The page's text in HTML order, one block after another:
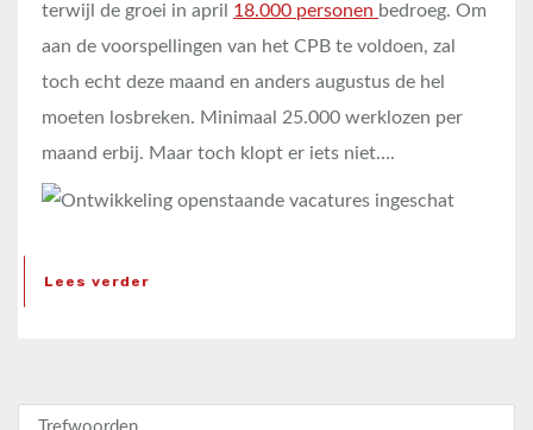
terwijl de groei in april 18.000 personen bedroeg. Om
aan de voorspellingen van het CPB te voldoen, zal
toch echt deze maand en anders augustus de hel
moeten losbreken. Minimaal 25.000 werklozen per
maand erbij. Maar toch klopt er iets niet….
Lees verder
Zoeken naar: